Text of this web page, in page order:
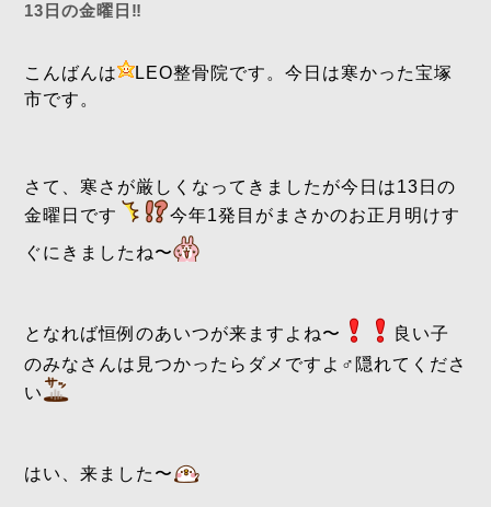
13日の金曜日‼️
こんばんは
LEO整骨院です。今日は寒かった宝塚
市です。
さて、寒さが厳しくなってきましたが今日は13日の
金曜日です
今年1発目がまさかのお正月明けす
ぐにきましたね〜
となれば恒例のあいつが来ますよね〜
良い子
のみなさんは見つかったらダメですよ‍♂️隠れてくださ
い
はい、来ました〜